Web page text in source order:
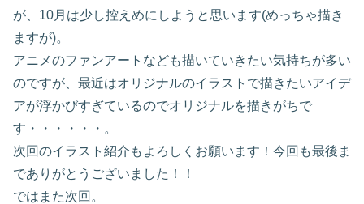
が、10月は少し控えめにしようと思います(めっちゃ描き
ますが)。
アニメのファンアートなども描いていきたい気持ちが多い
のですが、最近はオリジナルのイラストで描きたいアイデ
アが浮かびすぎているのでオリジナルを描きがちで
す・・・・・・。
次回のイラスト紹介もよろしくお願います！今回も最後ま
でありがとうございました！！
ではまた次回。